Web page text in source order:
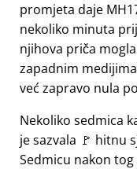
promjeta daje
nekoliko minuta
njihova priča
zapadnim
već zapravo nula
Nekoliko sedmica
je sazvala 🚩 hitnu
Sedmicu nakon